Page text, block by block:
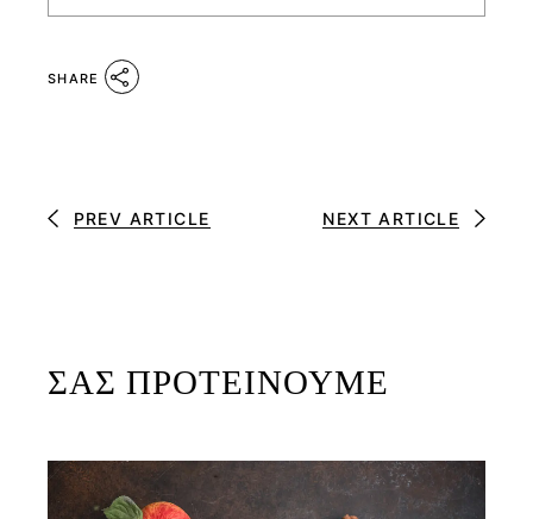
SHARE
PREV ARTICLE NEXT ARTICLE
ΣΑΣ ΠΡΟΤΕΙΝΟΥΜΕ